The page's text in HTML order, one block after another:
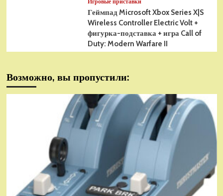
Геймпад Microsoft Xbox Series X|S
Wireless Controller Electric Volt +
фигурка-подставка + игра Call of
Duty: Modern Warfare II
Возможно, вы пропустили: